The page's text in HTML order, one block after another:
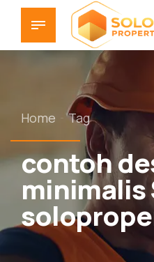
Home Tag
contoh
minimalis